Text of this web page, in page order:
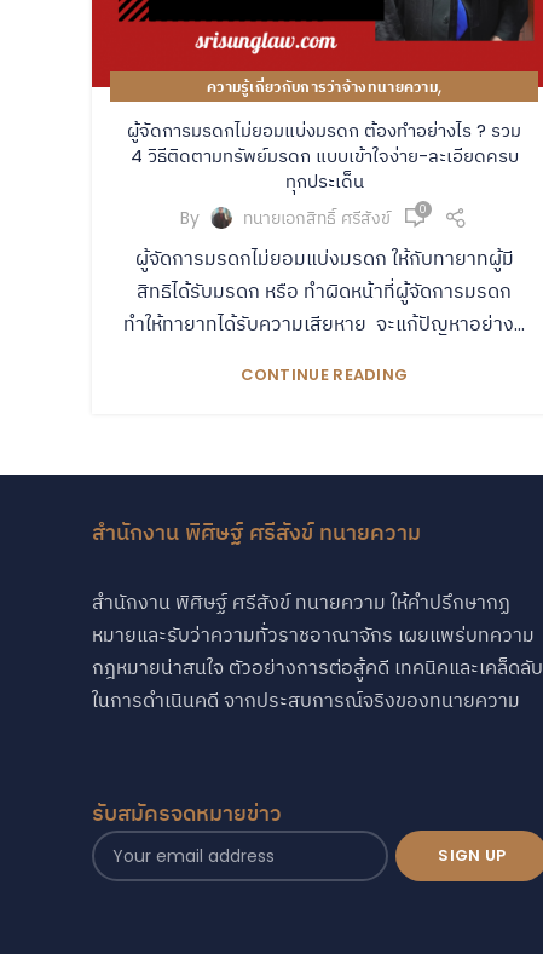
ความรู้เกี่ยวกับการว่าจ้างทนายความ,
คู่มือปฏิบัติงานของทนายความ
ผู้จัดการมรดกไม่ยอมแบ่งมรดก ต้องทำอย่างไร ? รวม
4 วิธีติดตามทรัพย์มรดก แบบเข้าใจง่าย-ละเอียดครบ
ทุกประเด็น
By ทนายเอกสิทธิ์ ศรีสังข์ 0
ผู้จัดการมรดกไม่ยอมแบ่งมรดก ให้กับทายาทผู้มี
สิทธิได้รับมรดก หรือ ทำผิดหน้าที่ผู้จัดการมรดก
ทำให้ทายาทได้รับความเสียหาย จะแก้ปัญหาอย่าง...
CONTINUE READING
สำนักงาน พิศิษฐ์ ศรีสังข์ ทนายความ
สำนักงาน พิศิษฐ์ ศรีสังข์ ทนายความ ให้คำปรึกษากฏ
หมายและรับว่าความทั่วราชอาณาจักร เผยแพร่บทความ
กฎหมายน่าสนใจ ตัวอย่างการต่อสู้คดี เทคนิคและเคล็ดลับ
ในการดำเนินคดี จากประสบการณ์จริงของทนายความ
รับสมัครจดหมายข่าว